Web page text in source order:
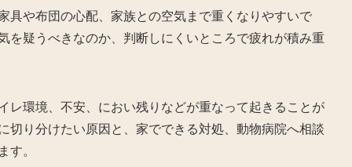
具や布団の心配、家族との空気まで重くなりやすいで
を疑うべきなのか、判断しにくいところで疲れが積み重
レ環境、不安、におい残りなどが重なって起きることが
切り分けたい原因と、家でできる対処、動物病院へ相談
す。